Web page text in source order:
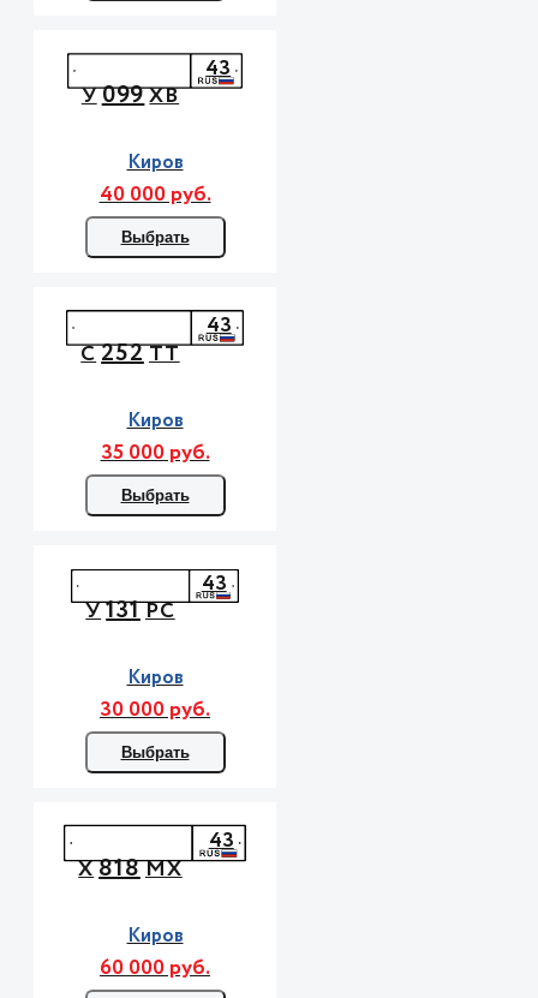
У099ХВ
43
Киров
40 000 руб.
Выбрать
С252ТТ
43
Киров
35 000 руб.
Выбрать
У131РС
43
Киров
30 000 руб.
Выбрать
Х818МХ
43
Киров
60 000 руб.